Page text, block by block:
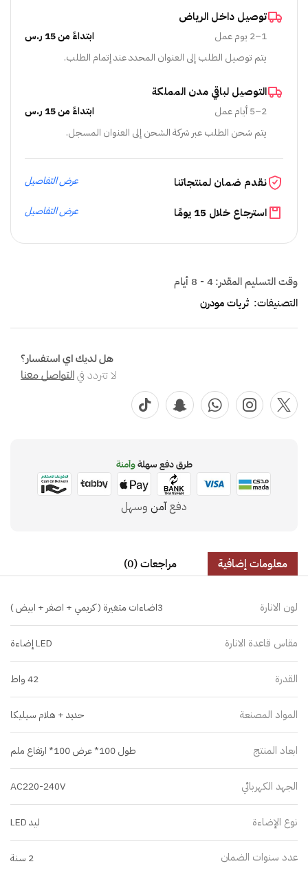
توصيل داخل الرياض
1–2 يوم عمل
ابتداءً من 15 ر.س
يتم توصيل الطلب إلى العنوان المحدد عند إتمام الطلب.
التوصيل لباقي مدن المملكة
2–5 أيام عمل
ابتداءً من 15 ر.س
يتم شحن الطلب عبر شركة الشحن إلى العنوان المسجل.
نقدم ضمان لمنتجاتنا عرض التفاصيل
استرجاع خلال 15 يومًا عرض التفاصيل
وقت التسليم المقدر:4 - 8 أيام
التصنيفات: ثريات مودرن
هل لديك اي استفسار؟
لا تتردد فيالتواصل معنا
طرق دفع سهلةوآمنة
دفعآمن وسهل
معلومات إضافية مراجعات (0)
لون الانارة 3اضاءات متغيرة ( كريمي + اصفر + ابيض )
مقاس قاعدة الانارة LED إضاءة
القدرة 42 واط
المواد المصنعة حديد + هلام سيليكا
ابعاد المنتج طول 100* عرض 100* ارتفاع ملم
الجهد الكهربائي AC220-240V
نوع الإضاءة ليد LED
عدد سنوات الضمان 2 سنة